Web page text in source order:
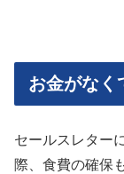
お金がなく
セールスレター
際、食費の確保